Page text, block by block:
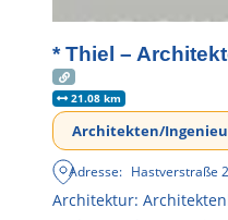
* Thiel –
21.08 km
Architekten/
Adresse: Hastverstraße
Architektur: